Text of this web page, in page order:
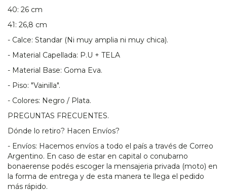
40: 26 cm
41: 26,8 cm
- Calce: Standar (Ni muy amplia ni muy chica).
- Material Capellada: P.U + TELA
- Material Base: Goma Eva.
- Piso: "Vainilla".
- Colores: Negro / Plata.
PREGUNTAS FRECUENTES.
Dónde lo retiro? Hacen Envíos?
- Envíos: Hacemos envíos a todo el país a través de Correo
Argentino. En caso de estar en capital o conubarno
bonaerense podés escoger la mensajeria privada (moto) en
la forma de entrega y de esta manera te llega el pedido
más rápido.